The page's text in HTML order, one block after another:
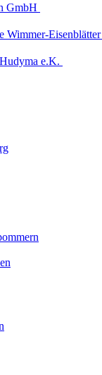
GmbH
Wimmer-Eisenblätter
e.K.